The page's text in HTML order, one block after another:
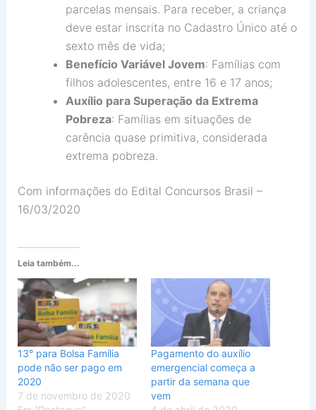
parcelas mensais. Para receber, a criança
deve estar inscrita no Cadastro Único até o
sexto mês de vida;
Benefício Variável Jovem: Famílias com
filhos adolescentes, entre 16 e 17 anos;
Auxílio para Superação da Extrema
Pobreza: Famílias em situações de
carência quase primitiva, considerada
extrema pobreza.
Com informações do Edital Concursos Brasil –
16/03/2020
Leia também...
13° para Bolsa Família
pode não ser pago em
2020
7 de novembro de 2020
Pagamento do auxílio
emergencial começa a
partir da semana que
vem